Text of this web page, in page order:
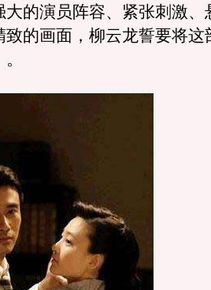
大的演员阵容、紧张刺激、
致的画面，柳云龙誓要将这